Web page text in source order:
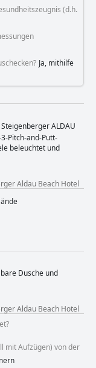
(d.h.
Ja, mithilfe
ALDAU
Pitch-and-Putt-
beleuchtet und
Aldau Beach Hotel
Dusche und
Aldau Beach Hotel
mit Aufzügen) von der